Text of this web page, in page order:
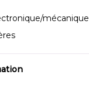
mécanique